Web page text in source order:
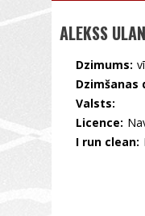
ALEKSS
Dzimums:
Dzimšanas
Valsts:
🇱🇻
Licence:
I run clean: